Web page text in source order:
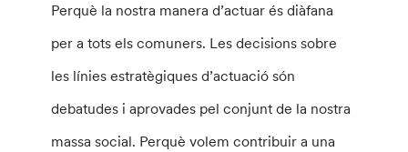
Perquè la nostra manera d’actuar és diàfana
per a tots els comuners. Les decisions sobre
les línies estratègiques d’actuació són
debatudes i aprovades pel conjunt de la nostra
massa social. Perquè volem contribuir a una